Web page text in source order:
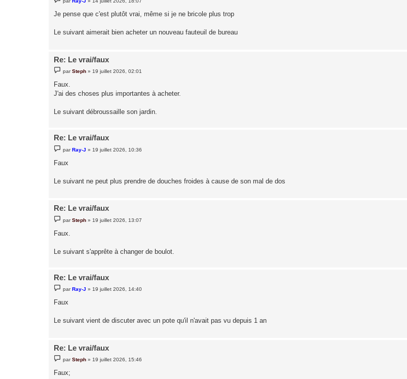
e
e
Je pense que c'est plutôt vrai, même si je ne bricole plus trop
Le suivant aimerait bien acheter un nouveau fauteuil de bureau
Re: Le vrai/faux
e
s
a
parSteph » 19 juillet 2026, 02:01
Faux.
J'ai des choses plus importantes à acheter.
Le suivant débroussaille son jardin.
Re: Le vrai/faux
e
s
e
parRay-J » 19 juillet 2026, 10:36
Faux
Le suivant ne peut plus prendre de douches froides à cause de son mal de dos
Re: Le vrai/faux
e
s
e
parSteph » 19 juillet 2026, 13:07
Faux.
Le suivant s'apprête à changer de boulot.
Re: Le vrai/faux
e
s
e
parRay-J » 19 juillet 2026, 14:40
Faux
Le suivant vient de discuter avec un pote qu'il n'avait pas vu depuis 1 an
Re: Le vrai/faux
e
s
parSteph » 19 juillet 2026, 15:46
Faux;